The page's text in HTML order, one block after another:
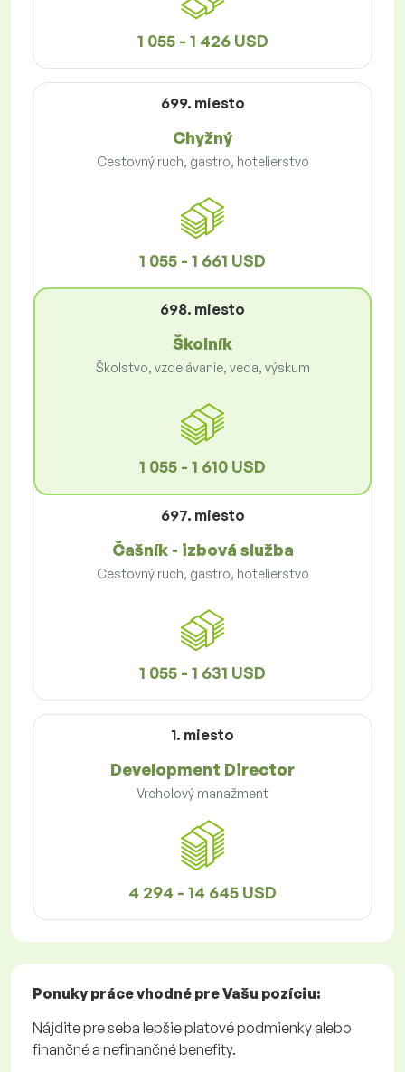
1 055 - 1 426 USD
699. miesto
Chyžný
Cestovný ruch, gastro, hotelierstvo
1 055 - 1 661 USD
698. miesto
Školník
Školstvo, vzdelávanie, veda, výskum
1 055 - 1 610 USD
697. miesto
Čašník - izbová služba
Cestovný ruch, gastro, hotelierstvo
1 055 - 1 631 USD
1. miesto
Development Director
Vrcholový manažment
4 294 - 14 645 USD
Ponuky prácevhodné pre Vašu pozíciu:
Nájdite pre seba lepšie platové podmienky alebo
finančné a nefinančné benefity.